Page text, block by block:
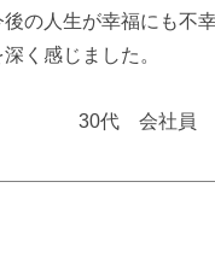
の人生が幸福にも不
く感じました。
30代 会社員